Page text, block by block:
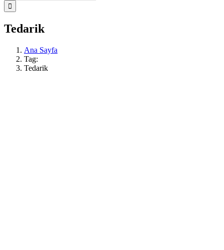
Tedarik
Ana Sayfa
Tag:
Tedarik